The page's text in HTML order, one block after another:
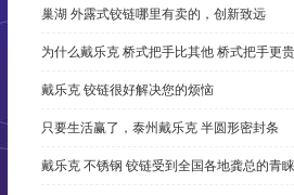
巢湖 外露式铰链哪里有卖的，创新致远
为什么戴乐克 桥式把手比其他 桥式把手更
戴乐克 铰链很好解决您的烦恼
只要生活赢了，泰州戴乐克 半圆形密封条
戴乐克 不锈钢 铰链受到全国各地龚总的青睐